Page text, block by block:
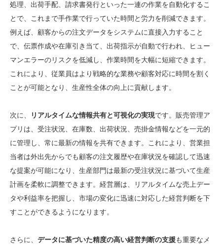
処理、出荷手配、請求書発行といった一連の作業を自動化するこ
とで、これまで手作業で行っていた時間と労力を削減できます。
例えば、顧客からの注文データをシステムに直接入力すること
で、伝票作成や在庫引き当て、出荷指示が自動で行われ、ヒュー
マンエラーのリスクを低減し、作業時間を大幅に短縮できます。
これにより、従業員はより戦略的な業務や顧客対応に時間を割く
ことが可能となり、生産性全体の向上に貢献します。
次に、 リアルタイムな情報共有と可視化の実現です。販売管理ア
プリは、受注状況、在庫数、出荷状況、売掛金情報などを一元的
に管理し、常に最新の情報を共有できます。これにより、営業担
当者は外出先からでも顧客の注文履歴や在庫状況を確認して迅速
な提案が可能になり、生産部門は最新の受注状況に基づいて生産
計画を柔軟に調整できます。経営層は、リアルタイムな売上デー
タや利益率を把握し、市場の変化に迅速に対応した経営判断を下
すことができるようになります。
さらに、 データに基づいた精度の高い経営判断の支援も重要なメ